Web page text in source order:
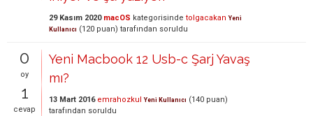
29 Kasım 2020 macOS kategorisinde tolgacakan Yeni
Kullanıcı (120 puan) tarafından soruldu
0
oy
1
cevap
Yeni Macbook 12 Usb-c Şarj Yavaş
mı?
13 Mart 2016 emrahozkul Yeni Kullanıcı (140 puan)
tarafından soruldu